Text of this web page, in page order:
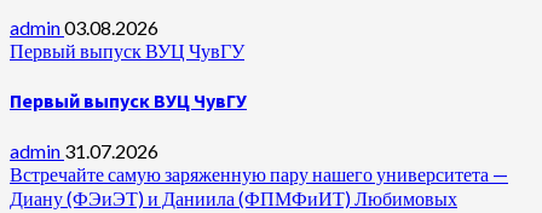
admin03.08.2026
Первый выпуск ВУЦ ЧувГУ
Первый выпуск ВУЦ ЧувГУ
admin 31.07.2026
Встречайте самую заряженную пару нашего университета —
Диану (ФЭиЭТ) и Даниила (ФПМФиИТ) Любимовых